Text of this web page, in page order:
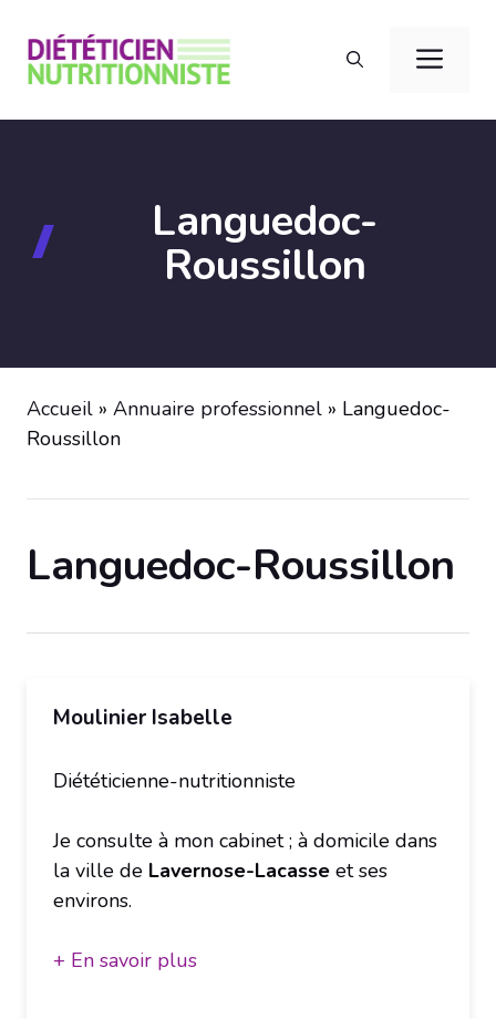
contenu
Languedoc-
Roussillon
Accueil » Annuaire professionnel » Languedoc-
Roussillon
Languedoc-Roussillon
Moulinier Isabelle
Diététicienne-nutritionniste
Je consulte à mon cabinet ; à domicile dans
la ville de Lavernose-Lacasse et ses
environs.
+ En savoir plus